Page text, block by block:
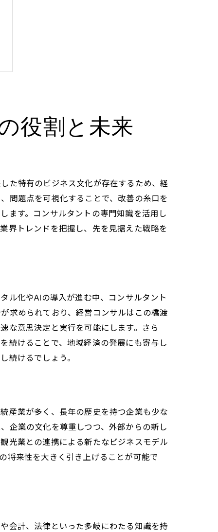
役割と未来
た特有のビジネス文化が存在するため、経
問題点を可視化することで、改善の糸口を
ます。コンサルタントの専門知識を活用し
界トレンドを把握し、先を見据えた戦略を
ル化やAIの導入が進む中、コンサルタント
求められており、経営コンサルはこの橋渡
な意思決定と実行を可能にします。さら
続けることで、地域経済の発展にも寄与し
続けるでしょう。
産業が多く、長年の歴史を持つ企業も少な
企業の文化を尊重しつつ、外部からの新し
光業との連携による新たなビジネスモデル
将来性を大きく引き上げることが可能で
会計、法律といった多岐にわたる知識を持